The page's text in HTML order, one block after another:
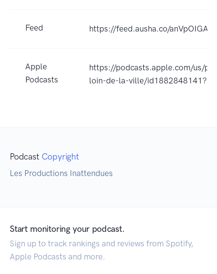
Feed https://feed.ausha.co/
Apple
Podcasts
https://podcasts.apple.com/us/
loin-de-la-ville/
Podcast Copyright
Les Productions Inattendues
Start monitoring your podcast.
Sign up to track rankings and reviews from Spotify,
Apple Podcasts and more.